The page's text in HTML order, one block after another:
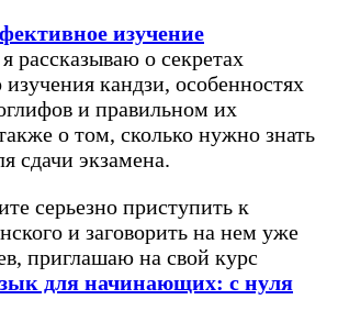
изучение
я рассказываю о секретах
кандзи, особенностях
и правильном их
о том, сколько нужно знать
сдачи экзамена.
серьезно приступить к
и заговорить на нем уже
приглашаю на свой курс
для начинающих: с нуля